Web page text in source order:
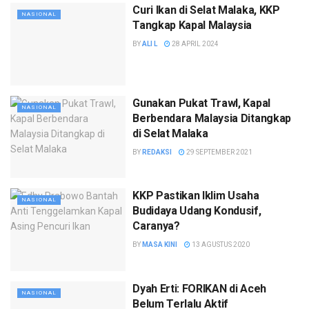
NASIONAL
Curi Ikan di Selat Malaka, KKP
Tangkap Kapal Malaysia
BYALI L 28 APRIL 2024
NASIONAL
Gunakan Pukat Trawl, Kapal
Berbendara Malaysia Ditangkap
di Selat Malaka
BY REDAKSI 29 SEPTEMBER 2021
NASIONAL
KKP Pastikan Iklim Usaha
Budidaya Udang Kondusif,
Caranya?
BY MASA KINI 13 AGUSTUS 2020
NASIONAL
Dyah Erti: FORIKAN di Aceh
Belum Terlalu Aktif